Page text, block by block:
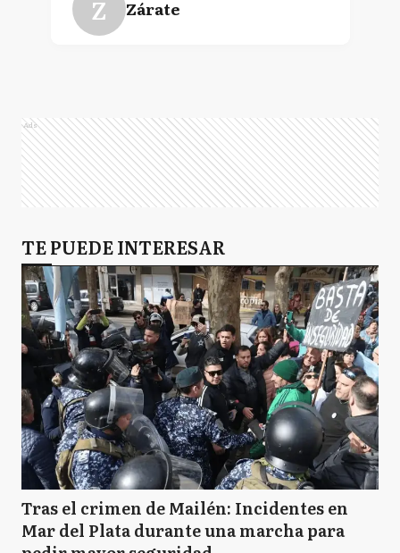
Z Zárate
Ads
TE PUEDE INTERESAR
Tras el crimen de Mailén: Incidentes en
Mar del Plata durante una marcha para